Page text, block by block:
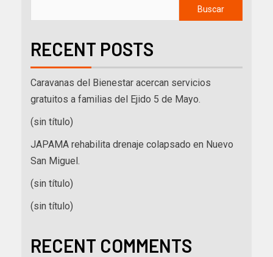
Buscar
RECENT POSTS
Caravanas del Bienestar acercan servicios
gratuitos a familias del Ejido 5 de Mayo.
(sin título)
JAPAMA rehabilita drenaje colapsado en Nuevo
San Miguel.
(sin título)
(sin título)
RECENT COMMENTS